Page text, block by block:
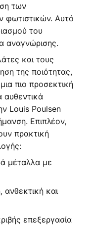
των
φωτιστικών. Αυτό
του
αναγνώρισης.
και τους
της ποιότητας,
πιο προσεκτική
αυθεντικά
Louis Poulsen
Επιπλέον,
πρακτική
μέταλλα με
και
επεξεργασία